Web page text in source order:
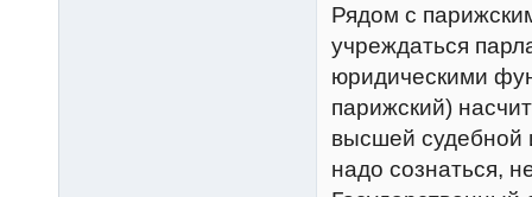
Рядом с
учреждаться
юридическими
парижский)
высшей судебной
надо сознаться,